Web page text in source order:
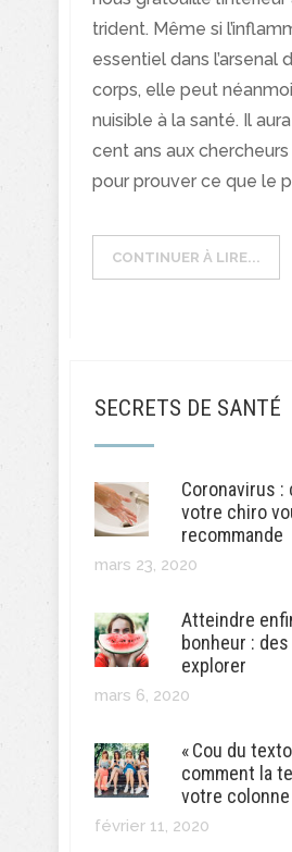
SECRETS DE SANTÉ
Coronavirus :
votre chiro
recommande
mars 23, 2020
Atteindre
bonheur :
explorer
mars 6, 2020
« Cou du texto
comment la
votre
février 11, 2020
trident. Même si
essentiel dans l’arsenal
corps, elle peut
nuisible à la santé. Il
cent ans aux
pour prouver ce que le
CONTINUER À LIRE...